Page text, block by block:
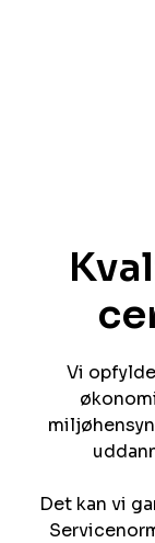
certificeringer​​​​‌
Vi
Det kan vi